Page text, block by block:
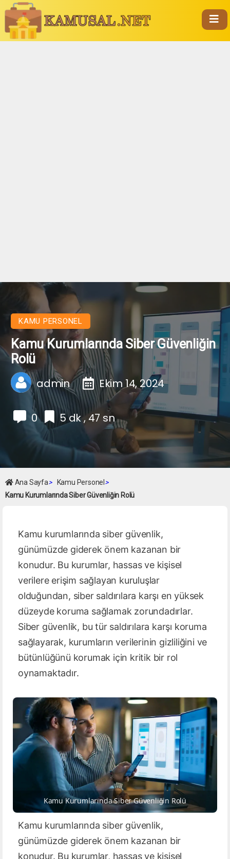
KAMU PERSONEL
Kamu Kurumlarında Siber Güvenliğin
Rolü
admin Ekim 14, 2024
0 5 dk , 47 sn
Ana Sayfa> Kamu Personel >
Kamu Kurumlarında Siber Güvenliğin Rolü
Kamu kurumlarında siber güvenlik,
günümüzde giderek önem kazanan bir
konudur. Bu kurumlar, hassas ve kişisel
verilere erişim sağlayan kuruluşlar
olduğundan, siber saldırılara karşı en yüksek
düzeyde koruma sağlamak zorundadırlar.
Siber güvenlik, bu tür saldırılara karşı koruma
sağlayarak, kurumların verilerinin gizliliğini ve
bütünlüğünü korumak için kritik bir rol
oynamaktadır.
Kamu Kurumlarında Siber Güvenliğin Rolü
Kamu kurumlarında siber güvenlik,
günümüzde giderek önem kazanan bir
konudur. Bu kurumlar, hassas ve kişisel